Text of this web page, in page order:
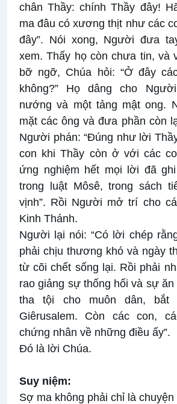
chân Thầy: chính Thầy đây!
ma đâu có xương thịt như các
đây”. Nói xong, Người đưa
xem. Thấy họ còn chưa tin, và
bỡ ngỡ, Chúa hỏi: “Ở đây
không?” Họ dâng cho
nướng và một tảng mật ong.
mặt các ông và đưa phần còn
Người phán: “Ðúng như lời
con khi Thầy còn ở với các
ứng nghiệm hết mọi lời đã
trong luật Môsê, trong sách
vịnh”. Rồi Người mở trí cho
Kinh Thánh.
Người lại nói: “Có lời chép
phải chịu thương khó và ngày
từ cõi chết sống lại. Rồi phải
rao giảng sự thống hối và sự
tha tội cho muôn dân, bắt
Giêrusalem. Còn các con,
chứng nhân về những điều ấy”.
Ðó là lời Chúa.
Suy niệm:
Sợ ma không phải chỉ là chuyện